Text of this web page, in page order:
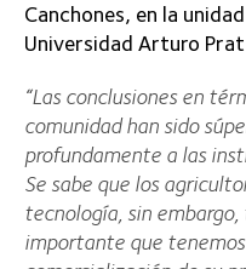
Canchones, en la
Universidad Arturo
“Las conclusiones en
comunidad han sido
profundamente a las
Se sabe que los
tecnología, sin
importante que